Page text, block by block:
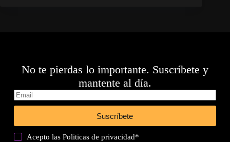
No te pierdas lo importante. Suscríbete y
mantente al día.
Suscríbete
Acepto lasPoliticas de privacidad*